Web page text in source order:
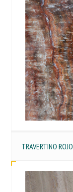
TRAVERTINO ROJO